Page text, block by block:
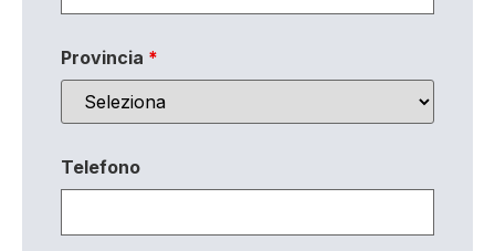
Provincia *
Telefono